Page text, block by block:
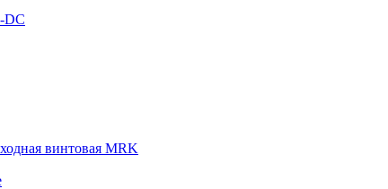
DC
винтовая MRK